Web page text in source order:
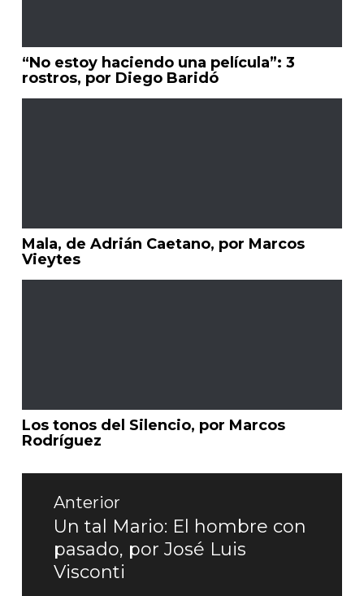
“No estoy haciendo una película”: 3
rostros, por Diego Baridó
Mala, de Adrián Caetano, por Marcos
Vieytes
Los tonos del Silencio, por Marcos
Rodríguez
Navegación
entradas
Anterior
Entrada
anterior:
Un tal Mario: El hombre con
pasado, por José Luis
Visconti